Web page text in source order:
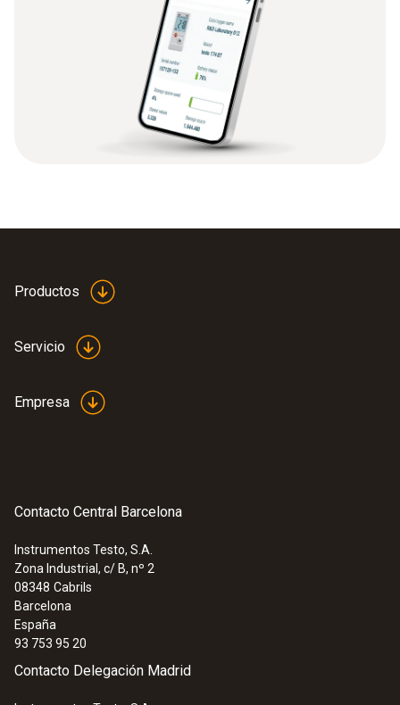
Productos
Servicio
Empresa
Contacto Central Barcelona
Instrumentos Testo, S.A.
Zona Industrial, c/ B, nº 2
08348 Cabrils
Barcelona
España
93 753 95 20
Contacto Delegación Madrid